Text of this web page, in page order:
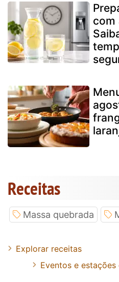
com
Receitas
Massa quebrada
Explorar receitas
Eventos e estações